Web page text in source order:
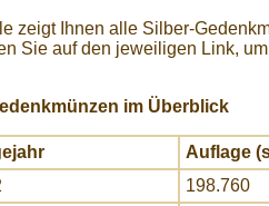
zeigt Ihnen alle Silber-
Sie auf den jeweiligen Link,
im Überblick
Auflage
198.760